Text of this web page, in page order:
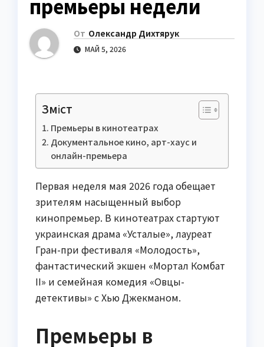
премьеры недели
От Олександр Дихтярук
МАЙ 5, 2026
Зміст
Премьеры в кинотеатрах
Документальное кино, арт-хаус и
онлайн-премьера
Первая неделя мая 2026 года обещает
зрителям насыщенный выбор
кинопремьер. В кинотеатрах стартуют
украинская драма «Усталые», лауреат
Гран-при фестиваля «Молодость»,
фантастический экшен «Мортал Комбат
II» и семейная комедия «Овцы-
детективы» с Хью Джекманом.
Премьеры в